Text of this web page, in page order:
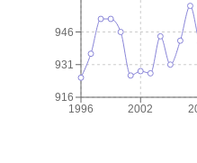
1996 2002
916
931
946